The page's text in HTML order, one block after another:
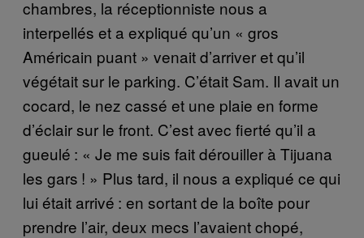
chambres, la réceptionniste nous a
interpellés et a expliqué qu’un « gros
Américain puant » venait d’arriver et qu’il
végétait sur le parking. C’était Sam. Il avait un
cocard, le nez cassé et une plaie en forme
d’éclair sur le front. C’est avec fierté qu’il a
gueulé : « Je me suis fait dérouiller à Tijuana
les gars ! » Plus tard, il nous a expliqué ce qui
lui était arrivé : en sortant de la boîte pour
prendre l’air, deux mecs l’avaient chopé,